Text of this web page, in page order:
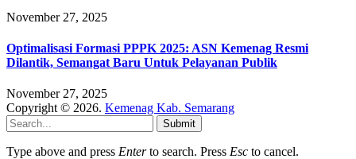
November 27, 2025
Optimalisasi Formasi PPPK 2025: ASN Kemenag Resmi
Dilantik, Semangat Baru Untuk Pelayanan Publik
November 27, 2025
Copyright © 2026. Kemenag Kab. Semarang
Submit
Type above and press Enterto search. Press Esc to cancel.